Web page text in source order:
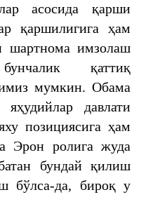
асосида қарши
қаршилигига ҳам
шартнома имзолаш
қаттиқ
мумкин. Обама
давлати
позициясига ҳам
Эрон ролига жуда
бундай қилиш
бўлса-да, бироқ у